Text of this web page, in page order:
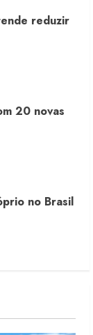
reduzir
20 novas
no Brasil